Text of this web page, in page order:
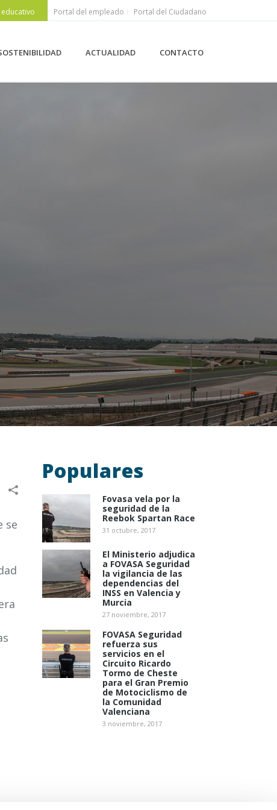
Portal del empleado Portal del Ciudadano
ACTUALIDAD CONTACTO
se
Populares
Fovasa vela por la
seguridad de la
Reebok Spartan Race
31 octubre, 2017
El Ministerio adjudica
a FOVASA Seguridad
la vigilancia de las
dependencias del
INSS en Valencia y
Murcia
27 noviembre, 2017
FOVASA Seguridad
refuerza sus
servicios en el
Circuito Ricardo
Tormo de Cheste
para el Gran Premio
de Motociclismo de
la Comunidad
Valenciana
3 noviembre, 2017